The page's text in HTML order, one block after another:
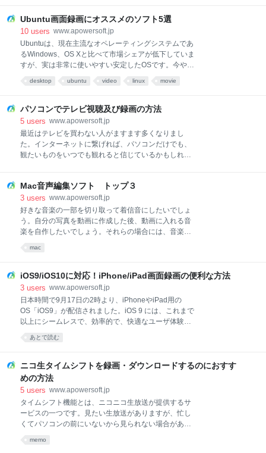
と知りたい ＞＞＞MioMioサイトの動画をダウンロー
ドする方法＜＜＜ ＞＞＞無料映画サイト トップ6＜
＜＜ 無料動画視聴サイト10選YouTubeYouTubeと
は、2005年に建てられ、2006にGoogleによって購入
された、今のところ、誰もが認めるもっとも人気の動
ンツが配信されています。世界中の人々はYouTubeを
ています。また、会社はYouTubeで製品の宣伝をして
います。お使いやすいインターフェースがあるので、
Ubuntu画面録画にオススメのソフト5選
10 users www.apowersoft.jp
Ubuntuは、現在主流なオペレーティングシステムであ
るWindows、OS Xと比べて市場シェアが低下していま
すが、実は非常に使いやすい安定したOSです。今や
Ubuntuでも大抵のことがこなせてしまいます。デスク
ていますので、誰でもすぐに使えます。オフィスアプ
リケーションが搭載されるほか、ほかのフリーソフト
も充実しています。最近、画面録画ソフトを探したと
ころ、どれを選んでいいか迷っていますので結構時間
を費やしました。そのため、今回、この記事ではオス
Screen Recorder「Simple Screen Recorder」 は
Ubuntu OS で動作できる動画キャプ
desktop ubuntu video linux movie
パソコンでテレビ視聴及び録画の方法
5 users www.apowersoft.jp
最近はテレビを買わない人がますます多くなりまし
た。インターネットに繋げれば、パソコンだけでも、
観たいものをいつでも観れると信じているかもしれま
のに、パソコンだったら、観れる方法が分からないと
いう方はさぞ少なくないでしょう。パソコンでテレビ
視聴できたら、テレビを買わなくてもいいですし、わ
ざわざ高い録画設備を買わなくても簡単に録画できま
すから、いいことずくめです。では、パソコンでテレ
コンでテレビ視聴 2: パソコンでテレビ録画 1 パソコン
ら、簡単にテレビ視聴できますが。ここでは、チュー
ナー不要のパソコンでテレビ視聴する方法を紹介しま
ます。 お使いのブラ
Mac音声編集ソフト トップ３
3 users www.apowersoft.jp
好きな音楽の一部を切り取って着信音にしたいでしょ
う。自分の写真を動画に作成した後、動画に入れる音
楽を自作したいでしょう。それらの場合には、音楽編
す。音楽編集をしたいMacユーザのために、使いやす
いMac音楽編集ソフトを3つ紹介させていただきます。
あわせて知りたい ☛ MP3ファイルをカット編集する
方法 ☛ MP3ファイルを結合する方法 ☛ 複数の動画
を１つに結合する方法 1. Mac用MP3編集ソフト ト
は、もっとも信頼性の高い便利なオーディオ編集ソフ
ルのカット、トリム、結合といった基本的な編集機能
が全てついています。編集画面が非
mac
iOS9/iOS10に対応！iPhone/iPad画面録画の便利な方法
3 users www.apowersoft.jp
日本時間で9月17日の2時より、iPhoneやiPad用の
OS「iOS9」が配信されました。iOS 9 には、これまで
以上にシームレスで、効率的で、快適なユーザ体験を
実現する数々の新機能が搭載されています。主なもの
としては、iPad のマルチタスキング、内蔵アプリケー
向上などがあります。そして、あまり深く思わずに急
ぎで最新のOSにアップデートした人はさぞかし少なく
はないでしょう。しかし、今まで使っていたアプリが
iPhone画面を録画するための「Shou」が使えなくな
りました。この記事では、パソコンでiOS9画面録画の
方法をふまえて説明します。 Windowsで録画する方法
Macで録画する方法1 Apowersoft iPad/iPhone録画究
あとで読む
ニコ生タイムシフトを録画・ダウンロードするのにおすす
めの方法
5 users www.apowersoft.jp
タイムシフト機能とは、ニコニコ生放送が提供するサ
ービスの一つです。見たい生放送がありますが、忙し
くてパソコンの前にいないから見られない場合があり
memo